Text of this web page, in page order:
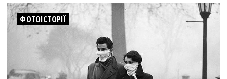
ФОТОІСТОРІЇ